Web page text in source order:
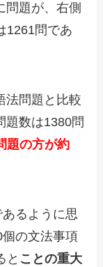
問題が、右側
1261問であ
法問題と比較
題数は1380問
題の方が約
るように思
の文法事項
と ことの重大